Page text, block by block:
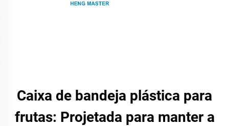
Caixa de bandeja plástica para
frutas: Projetada para manter a